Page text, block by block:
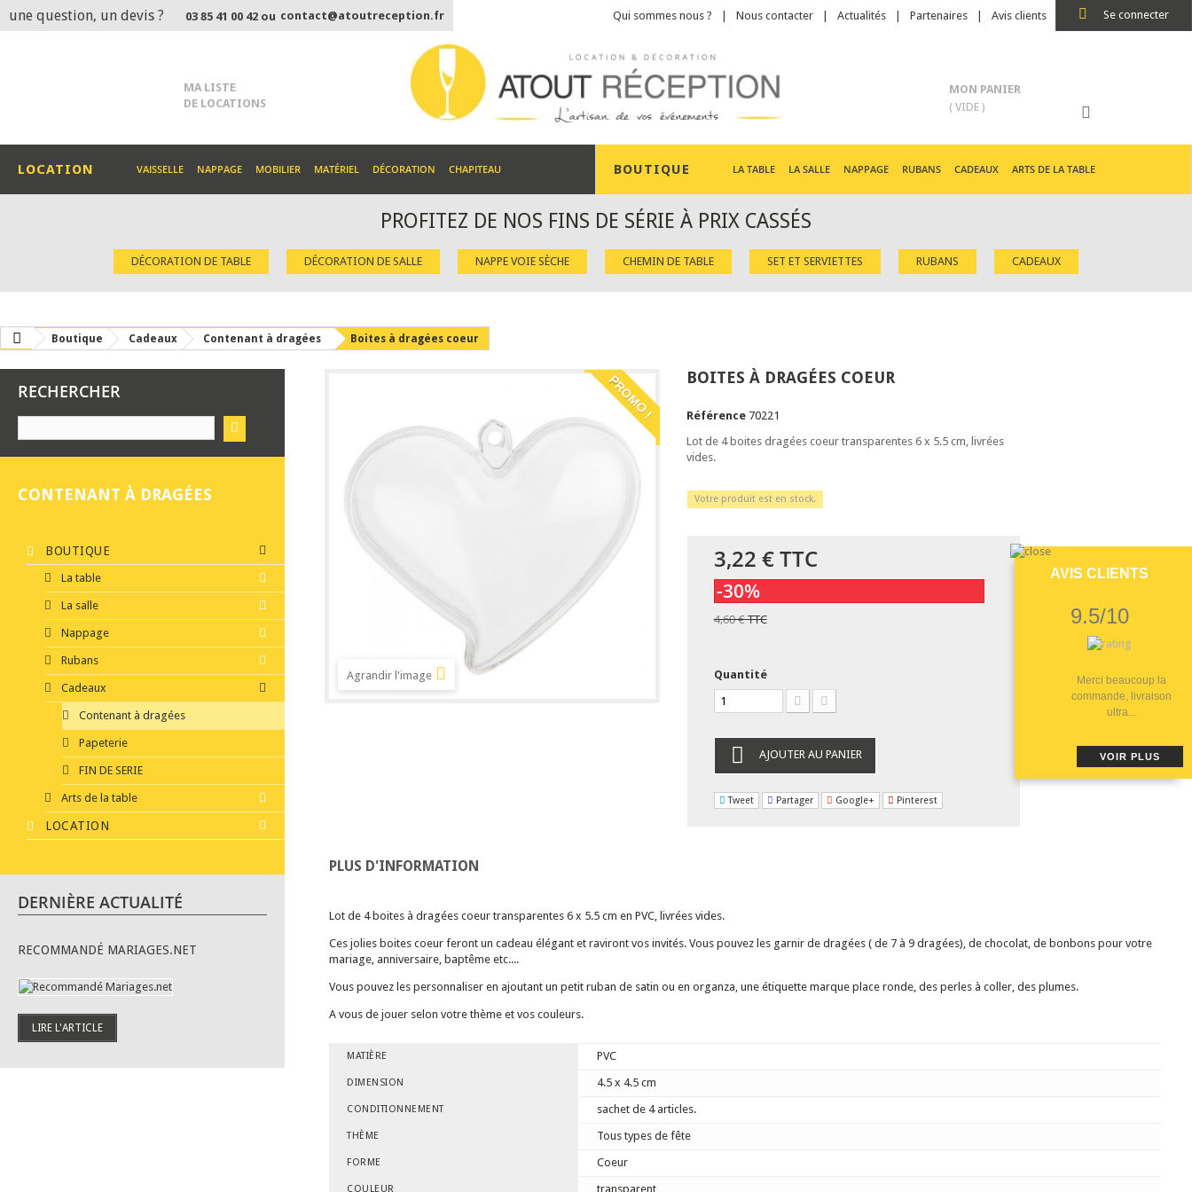
Se connecter
Qui sommes nous ? Nous contacter Actualités Partenaires Avis clients
une question, un devis ? 03 85 41 00 42 ou contact@atoutreception.fr
MA LISTE
DE LOCATIONS
MON PANIER
( VIDE )
LOCATION VAISSELLE NAPPAGE MOBILIER MATÉRIEL DÉCORATION CHAPITEAU BOUTIQUE LA TABLE LA SALLE NAPPAGE RUBANS CADEAUX ARTS DE LA TABLE
PROFITEZ DE NOS FINS DE SÉRIE À PRIX CASSÉS
DÉCORATION DE TABLE DÉCORATION DE SALLE NAPPE VOIE SÈCHE CHEMIN DE TABLE SET ET SERVIETTES RUBANS CADEAUX
Boutique Cadeaux Contenant à dragées Boites à dragées coeur
RECHERCHER
CONTENANT À DRAGÉES
BOUTIQUE
La table
La salle
Nappage
Rubans
Cadeaux
Contenant à dragées
Papeterie
FIN DE SERIE
Arts de la table
LOCATION
DERNIÈRE ACTUALITÉ
RECOMMANDÉ MARIAGES.NET
LIRE L'ARTICLE
PROMO !
Agrandir l'image
BOITES À DRAGÉES COEUR
Référence 70221
Lot de 4 boites dragées coeur transparentes 6 x 5.5 cm, livrées
vides.
Votre produit est en stock.
3,22 €TTC
-30%
4,60 €TTC
Quantité
AJOUTER AU PANIER
Tweet Partager Google+ Pinterest
PLUS D'INFORMATION
Lot de 4 boites à dragées coeur transparentes 6 x 5.5 cm en PVC, livrées vides.
Ces jolies boites coeur feront un cadeau élégant et raviront vos invités. Vous pouvez les garnir de dragées ( de 7 à 9 dragées), de chocolat, de bonbons pour votre
mariage, anniversaire, baptême etc....
Vous pouvez les personnaliser en ajoutant un petit ruban de satin ou en organza, une étiquette marque place ronde, des perles à coller, des plumes.
A vous de jouer selon votre thème et vos couleurs.
MATIÈRE PVC
DIMENSION 4.5 x 4.5 cm
CONDITIONNEMENT sachet de 4 articles.
THÈME Tous types de fête
FORME Coeur
COULEUR transparent
AVIS CLIENTS
9.5/10
Merci beaucoup la
commande, livraison
ultra...
VOIR PLUS